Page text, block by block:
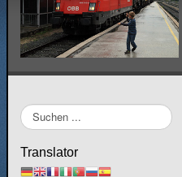
Suchen
...
Translator